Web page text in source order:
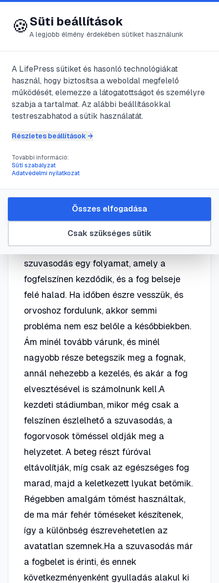
😍 LifePress
2021. január 28.·3perc olvasás
Fogszuvasodás
A fogszuvasodás az leggyakoribb
legelterjedtebb betegsége. Bolygónk
Bizonyára nincs olyan ember aki ne
tapasztalta volna még ezt a problémát.A
szuvasodás egy folyamat, amely a
fogfelszínen kezdődik, és a fog belseje
felé halad. Ha időben észre vesszük, és
orvoshoz fordulunk, akkor semmi
probléma nem esz belőle a későbbiekben.
Ám minél tovább várunk, és minél
nagyobb része betegszik meg a fognak,
annál nehezebb a kezelés, és akár a fog
elvesztésével is számolnunk kell.A
kezdeti stádiumban, mikor még csak a
felszínen észlelhető a szuvasodás, a
fogorvosok töméssel oldják meg a
helyzetet. A beteg részt fúróval
eltávolítják, míg csak az egészséges fog
marad, majd a keletkezett lyukat betömik.
Régebben amalgám tömést használtak,
de ma már fehér töméseket készítenek,
így a különbség észrevehetetlen az
avatatlan szemnek.Ha a szuvasodás már
a fogbelet is érinti, és ennek
következményenként gyulladás alakul ki
🍪Süti beállítások
A legjobb élmény érdekében sütiket használunk
A LifePress sütiket és hasonló technológiákat
használ, hogy biztosítsa a weboldal megfelelő
működését, elemezze a látogatottságot és személyre
szabja a tartalmat. Az alábbi beállításokkal
testreszabhatod a sütik használatát.
Részletes beállítások →
További információ:
Süti szabályzat
Adatvédelmi nyilatkozat
Csak szükséges sütik
Összes elfogadása